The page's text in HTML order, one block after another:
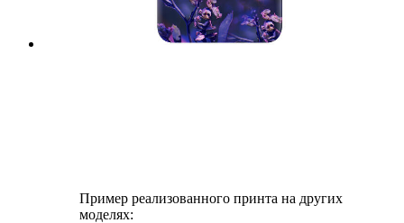
Пример реализованного принта на других
моделях: